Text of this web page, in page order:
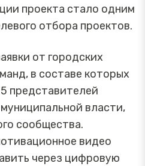
проекта стало одним
отбора проектов.
от городских
в составе которых
представителей
власти,
сообщества.
видео
через цифровую